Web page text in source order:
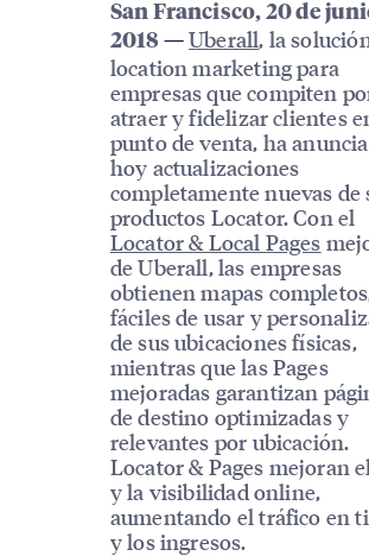
San Francisco, 20 de
2018 — Uberall, la
location marketing para
empresas que compiten
atraer y fidelizar clientes
punto de venta, ha
hoy actualizaciones
completamente nuevas de
productos Locator. Con el
Locator & Local Pages
de Uberall, las empresas
obtienen mapas
fáciles de usar y
de sus ubicaciones físicas,
mientras que las Pages
mejoradas garantizan
de destino optimizadas y
relevantes por ubicación.
Locator & Pages mejoran
y la visibilidad online,
aumentando el tráfico en
y los ingresos.